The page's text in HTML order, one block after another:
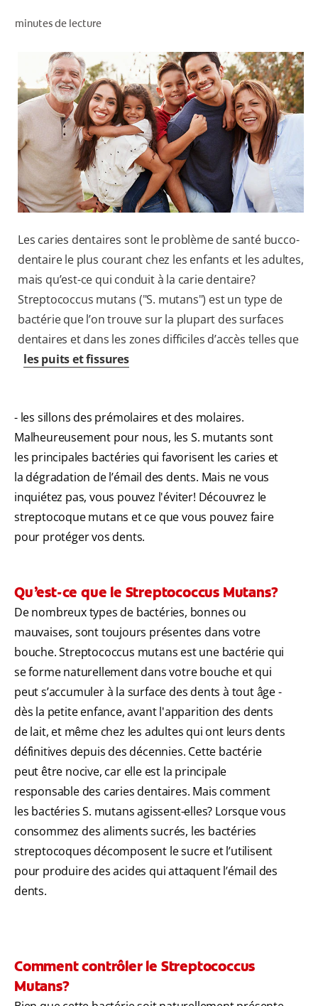
POUR LES PROFESSIONNELS
FR (CA)
minutes de lecture
Les caries dentaires sont le problème de santé bucco-
dentaire le plus courant chez les enfants et les adultes,
mais qu’est-ce qui conduit à la carie dentaire?
Streptococcus mutans ("S. mutans") est un type de
bactérie que l’on trouve sur la plupart des surfaces
dentaires et dans les zones difficiles d’accès telles que
les puits et fissures
- les sillons des prémolaires et des molaires.
Malheureusement pour nous, les S. mutants sont
les principales bactéries qui favorisent les caries et
la dégradation de l’émail des dents. Mais ne vous
inquiétez pas, vous pouvez l'éviter! Découvrez le
streptocoque mutans et ce que vous pouvez faire
pour protéger vos dents.
Qu’est-ce que le Streptococcus Mutans?
De nombreux types de bactéries, bonnes ou
mauvaises, sont toujours présentes dans votre
bouche. Streptococcus mutans est une bactérie qui
se forme naturellement dans votre bouche et qui
peut s’accumuler à la surface des dents à tout âge -
dès la petite enfance, avant l'apparition des dents
de lait, et même chez les adultes qui ont leurs dents
définitives depuis des décennies. Cette bactérie
peut être nocive, car elle est la principale
responsable des caries dentaires. Mais comment
les bactéries S. mutans agissent-elles? Lorsque vous
consommez des aliments sucrés, les bactéries
streptocoques décomposent le sucre et l’utilisent
pour produire des acides qui attaquent l’émail des
dents.
Comment contrôler le Streptococcus
Mutans?